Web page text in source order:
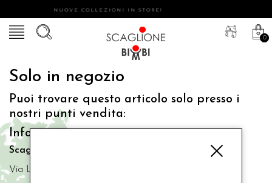
NUOVE COLLEZIONI IN STORE!
0
Solo in negozio
Puoi trovare questo articolo solo presso i
nostri punti vendita:
Info contatti
Scaglione Bimbi di Iacono Maria Angela
Via Luigi Mazzella,73 80077 Ischia